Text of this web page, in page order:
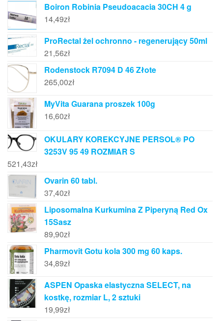
Boiron Robinia Pseudoacacia 30CH 4 g
14,49zł
ProRectal żel ochronno - regenerujący 50ml
21,56zł
Rodenstock R7094 D 46 Złote
265,00zł
MyVita Guarana proszek 100g
16,60zł
OKULARY KOREKCYJNE PERSOL® PO
3253V 95 49 ROZMIAR S
521,43zł
Ovarin 60 tabl.
37,40zł
Liposomalna Kurkumina Z Piperyną Red Ox
15Sasz
89,90zł
Pharmovit Gotu kola 300 mg 60 kaps.
34,89zł
ASPEN Opaska elastyczna SELECT, na
kostkę, rozmiar L, 2 sztuki
19,99zł